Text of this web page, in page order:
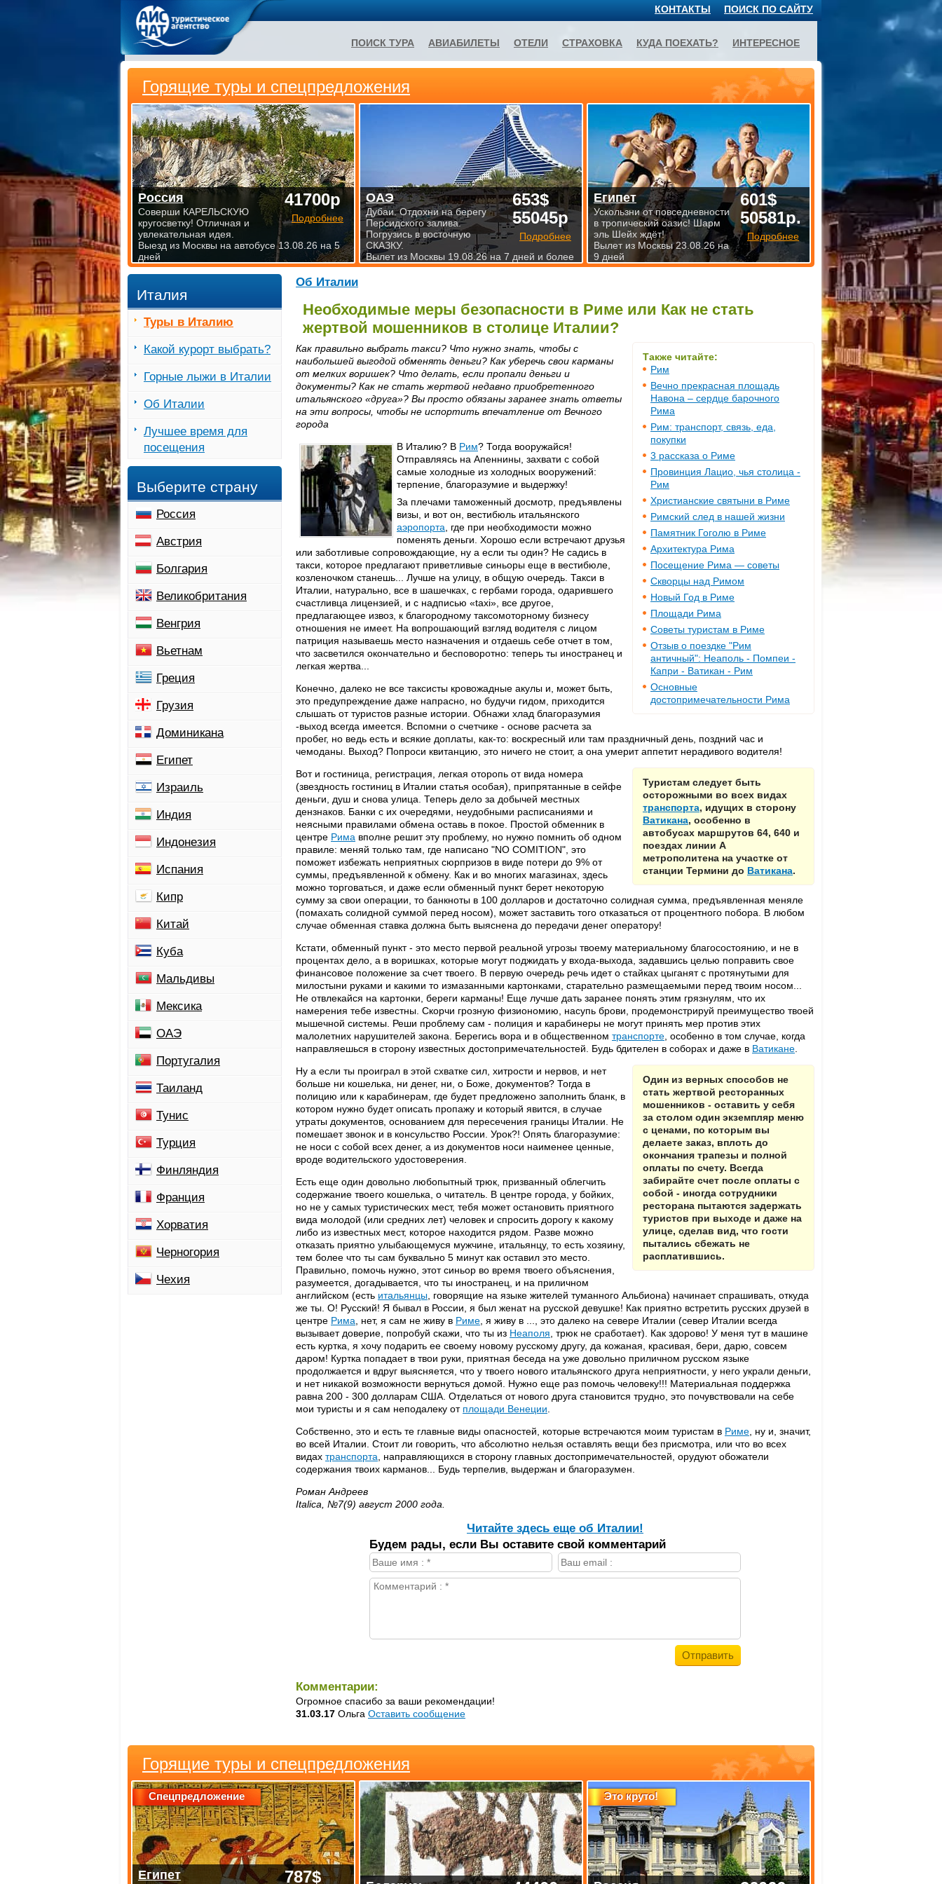
Об Италии
Необходимые меры безопасности в Риме или Как не стать
жертвой мошенников в столице Италии?
Также читайте:
Рим
Вечно прекрасная площадь
Навона – сердце барочного
Рима
Рим: транспорт, связь, еда,
покупки
3 рассказа о Риме
Провинция Лацио, чья столица -
Рим
Христианские святыни в Риме
Римский след в нашей жизни
Памятник Гоголю в Риме
Архитектура Рима
Посещение Рима — советы
Скворцы над Римом
Новый Год в Риме
Площади Рима
Советы туристам в Риме
Отзыв о поездке "Рим
античный": Неаполь - Помпеи -
Капри - Ватикан - Рим
Основные
достопримечательности Рима
Как правильно выбрать такси? Что нужно знать, чтобы с
наибольшей выгодой обменять деньги? Как уберечь свои карманы
от мелких воришек? Что делать, если пропали деньги и
документы? Как не стать жертвой недавно приобретенного
итальянского «друга»? Вы просто обязаны заранее знать ответы
на эти вопросы, чтобы не испортить впечатление от Вечного
города
В Италию? В Рим? Тогда вооружайся!
Отправляясь на Апеннины, захвати с собой
самые холодные из холодных вооружений:
терпение, благоразумие и выдержку!
За плечами таможенный досмотр, предъявлены
визы, и вот он, вестибюль итальянского
аэропорта , где при необходимости можно
поменять деньги. Хорошо если встречают друзья
или заботливые сопровождающие, ну а если ты один? Не садись в
такси, которое предлагают приветливые синьоры еще в вестибюле,
козленочком станешь... Лучше на улицу, в общую очередь. Такси в
Италии, натурально, все в шашечках, с гербами города, одарившего
счастливца лицензией, и с надписью «taxi», все другое,
предлагающее извоз, к благородному таксомоторному бизнесу
отношения не имеет. На вопрошающий взгляд водителя с лицом
патриция называешь место назначения и отдаешь себе отчет в том,
что засветился окончательно и бесповоротно: теперь ты иностранец и
легкая жертва...
Конечно, далеко не все таксисты кровожадные акулы и, может быть,
это предупреждение даже напрасно, но будучи гидом, приходится
слышать от туристов разные истории. Обнажи хлад благоразумия
-выход всегда имеется. Вспомни о счетчике - основе расчета за
пробег, но ведь есть и всякие доплаты, как-то: воскресный или там праздничный день, поздний час и
чемоданы. Выход? Попроси квитанцию, это ничего не стоит, а она умерит аппетит нерадивого водителя!
Туристам следует быть
осторожными во всех видах
транспорта, идущих в сторону
Ватикана, особенно в
автобусах маршрутов 64, 640 и
поездах линии А
метрополитена на участке от
станции Термини до Ватикана.
Вот и гостиница, регистрация, легкая оторопь от вида номера
(звездность гостиниц в Италии статья особая), припрятанные в сейфе
деньги, душ и снова улица. Теперь дело за добычей местных
дензнаков. Банки с их очередями, неудобными расписаниями и
неясными правилами обмена оставь в покое. Простой обменник в
центре Рима вполне решит эту проблему, но нужно помнить об одном
правиле: меняй только там, где написано "NO COMITION", это
поможет избежать неприятных сюрпризов в виде потери до 9% от
суммы, предъявленной к обмену. Как и во многих магазинах, здесь
можно торговаться, и даже если обменный пункт берет некоторую
сумму за свои операции, то банкноты в 100 долларов и достаточно солидная сумма, предъявленная меняле
(помахать солидной суммой перед носом), может заставить того отказаться от процентного побора. В любом
случае обменная ставка должна быть выяснена до передачи денег оператору!
Кстати, обменный пункт - это место первой реальной угрозы твоему материальному благосостоянию, и не в
процентах дело, а в воришках, которые могут поджидать у входа-выхода, задавшись целью поправить свое
финансовое положение за счет твоего. В первую очередь речь идет о стайках цыганят с протянутыми для
милостыни руками и какими то измазанными картонками, старательно размещаемыми перед твоим носом...
Не отвлекайся на картонки, береги карманы! Еще лучше дать заранее понять этим грязнулям, что их
намерения тебе известны. Скорчи грозную физиономию, насупь брови, продемонстрируй преимущество твоей
мышечной системы. Реши проблему сам - полиция и карабинеры не могут принять мер против этих
малолетних нарушителей закона. Берегись вора и в общественном транспорте , особенно в том случае, когда
направляешься в сторону известных достопримечательностей. Будь бдителен в соборах и даже в Ватикане
Один из верных способов не
стать жертвой ресторанных
мошенников - оставить у себя
за столом один экземпляр меню
с ценами, по которым вы
делаете заказ, вплоть до
окончания трапезы и полной
оплаты по счету. Всегда
забирайте счет после оплаты с
собой - иногда сотрудники
ресторана пытаются задержать
туристов при выходе и даже на
улице, сделав вид, что гости
пытались сбежать не
расплатившись.
Ну а если ты проиграл в этой схватке сил, хитрости и нервов, и нет
больше ни кошелька, ни денег, ни, о Боже, документов? Тогда в
полицию или к карабинерам, где будет предложено заполнить бланк, в
котором нужно будет описать пропажу и который явится, в случае
утраты документов, основанием для пересечения границы Италии. Не
помешает звонок и в консульство России. Урок?! Опять благоразумие:
не носи с собой всех денег, а из документов носи наименее ценные,
вроде водительского удостоверения.
Есть еще один довольно любопытный трюк, призванный облегчить
содержание твоего кошелька, о читатель. В центре города, у бойких,
но не у самых туристических мест, тебя может остановить приятного
вида молодой (или средних лет) человек и спросить дорогу к какому
либо из известных мест, которое находится рядом. Разве можно
отказать приятно улыбающемуся мужчине, итальянцу, то есть хозяину,
тем более что ты сам буквально 5 минут как оставил это место.
Правильно, помочь нужно, этот синьор во время твоего объяснения,
разумеется, догадывается, что ты иностранец, и на приличном
английском (есть итальянцы , говорящие на языке жителей туманного Альбиона) начинает спрашивать, откуда
же ты. О! Русский! Я бывал в России, я был женат на русской девушке! Как приятно встретить русских друзей в
центре Рима , нет, я сам не живу в Риме , я живу в ..., это далеко на севере Италии (север Италии всегда
вызывает доверие, попробуй скажи, что ты из Неаполя , трюк не сработает). Как здорово! У меня тут в машине
есть куртка, я хочу подарить ее своему новому русскому другу, да кожаная, красивая, бери, дарю, совсем
даром! Куртка попадает в твои руки, приятная беседа на уже довольно приличном русском языке
продолжается и вдруг выясняется, что у твоего нового итальянского друга неприятности, у него украли деньги,
и нет никакой возможности вернуться домой. Нужно еще раз помочь человеку!!! Материальная поддержка
равна 200 - 300 долларам США. Отделаться от нового друга становится трудно, это почувствовали на себе
мои туристы и я сам неподалеку от площади Венеции
Собственно, это и есть те главные виды опасностей, которые встречаются моим туристам в Риме , ну и, значит,
во всей Италии. Стоит ли говорить, что абсолютно нельзя оставлять вещи без присмотра, или что во всех
видах транспорта , направляющихся в сторону главных достопримечательностей, орудуют обожатели
содержания твоих карманов... Будь терпелив, выдержан и благоразумен.
Роман Андреев
Italica, №7(9) август 2000 года.
Читайте здесь еще об Италии!
Будем рады, если Вы оставите свой комментарий
Комментарии:
Огромное спасибо за ваши рекомендации!
31.03.17 Ольга Оставить сообщение
Италия
Туры в Италию
Какой курорт выбрать?
Горные лыжи в Италии
Об Италии
Лучшее время для
посещения
Выберите страну
Россия
Австрия
Болгария
Великобритания
Венгрия
Вьетнам
Греция
Грузия
Доминикана
Египет
Израиль
Индия
Индонезия
Испания
Кипр
Китай
Куба
Мальдивы
Мексика
ОАЭ
Португалия
Таиланд
Тунис
Турция
Финляндия
Франция
Хорватия
Черногория
Чехия
Горящие туры и спецпредложения
Спецпредложение
787$
Египет
Это круто!
Горящие туры и спецпредложения
41700р
Подробнее
Россия
Соверши КАРЕЛЬСКУЮ
кругосветку! Отличная и
увлекательная идея.
Выезд из Москвы на автобусе 13.08.26 на 5
дней
653$
55045р
Подробнее
ОАЭ
Дубаи. Отдохни на берегу
Персидского залива.
Погрузись в восточную
СКАЗКУ.
Вылет из Москвы 19.08.26 на 7 дней и более
601$
50581р.
Подробнее
Египет
Ускользни от повседневности
в тропический оазис! Шарм
эль Шейх ждёт!
Вылет из Москвы 23.08.26 на
9 дней
ПОИСК ПО САЙТУ
КОНТАКТЫ
ПОИСК ТУРА АВИАБИЛЕТЫ ОТЕЛИ СТРАХОВКА КУДА ПОЕХАТЬ? ИНТЕРЕСНОЕ